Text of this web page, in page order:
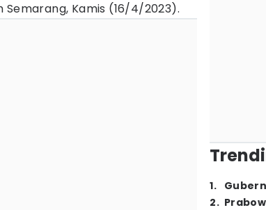
Kamis (16/4/2023).
1.
2.